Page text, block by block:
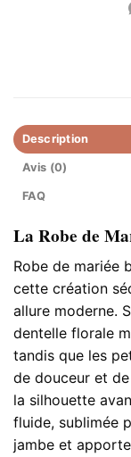
Description
Avis (0)
FAQ
La Robe de
Robe de mariée
cette création
allure moderne.
dentelle florale
tandis que les
de douceur et
la silhouette
fluide, sublimée
jambe et